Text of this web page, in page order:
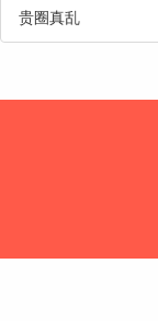
贵圈真乱